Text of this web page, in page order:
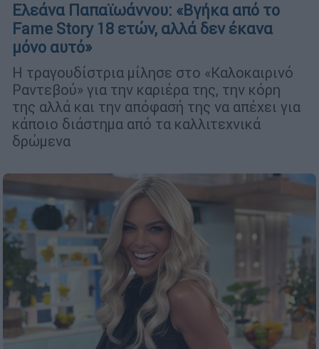
Ελεάνα Παπαϊωάννου: «Βγήκα από το
Fame Story 18 ετών, αλλά δεν έκανα
μόνο αυτό»
Η τραγουδίστρια μίλησε στο «Καλοκαιρινό
Ραντεβού» για την καριέρα της, την κόρη
της αλλά και την απόφασή της να απέχει για
κάποιο διάστημα από τα καλλιτεχνικά
δρώμενα